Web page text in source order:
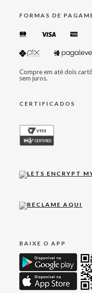
FORMAS DE
Compre em até dois
sem juros.
CERTIFICADOS
BAIXE O APP